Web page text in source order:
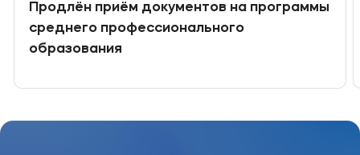
Продлён приём документов на программы
среднего профессионального
образования